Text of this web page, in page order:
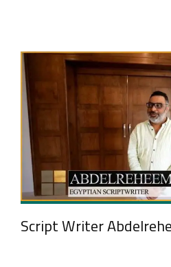
Script Writer